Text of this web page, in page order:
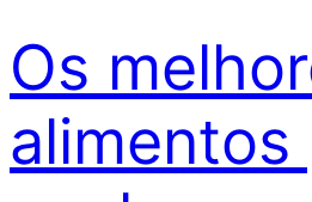
Os
alimentos